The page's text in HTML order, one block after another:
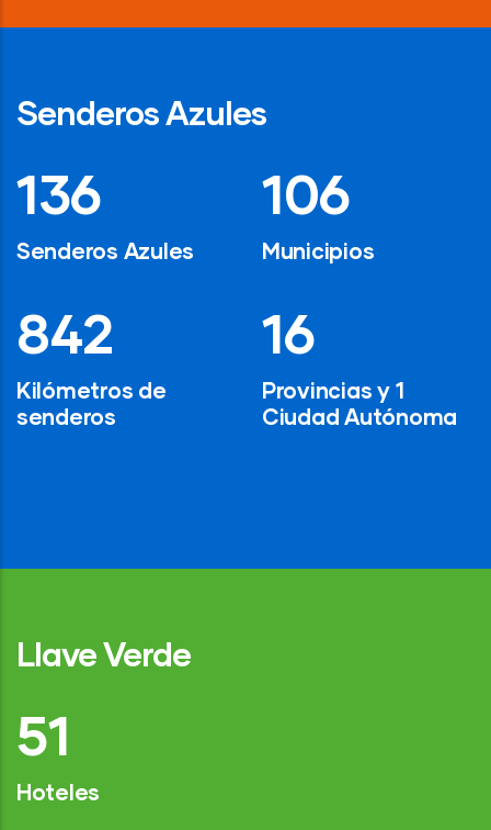
Senderos Azules
194
Senderos Azules
1,200
Kilómetros de
senderos
154
Municipios
24
Provincias y 1
Ciudad Autónoma
Llave Verde
75
Hoteles